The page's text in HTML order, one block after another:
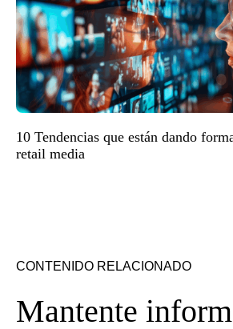
10 Tendencias que están dando
retail media
CONTENIDO RELACIONADO
Mantente